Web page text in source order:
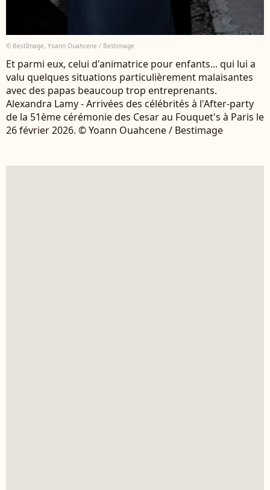
© BestImage, Yoann Ouahcene / Bestimage
Et parmi eux, celui d'animatrice pour enfants... qui lui a
valu quelques situations particulièrement malaisantes
avec des papas beaucoup trop entreprenants.
Alexandra Lamy - Arrivées des célébrités à l'After-party
de la 51ème cérémonie des Cesar au Fouquet's à Paris le
26 février 2026. © Yoann Ouahcene / Bestimage